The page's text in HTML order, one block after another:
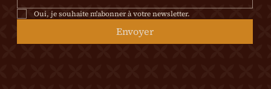
Oui, je souhaite m'abonner à votre newsletter.
Envoyer